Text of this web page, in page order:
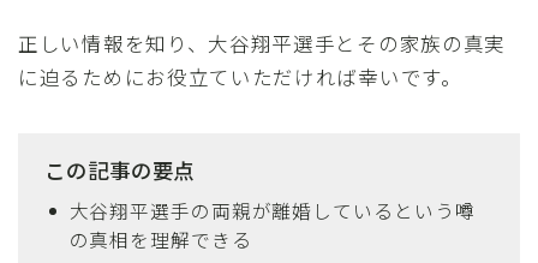
正しい情報を知り、大谷翔平選手とその家族の真実
に迫るためにお役立ていただければ幸いです。
この記事の要点
大谷翔平選手の両親が離婚しているという噂
の真相を理解できる